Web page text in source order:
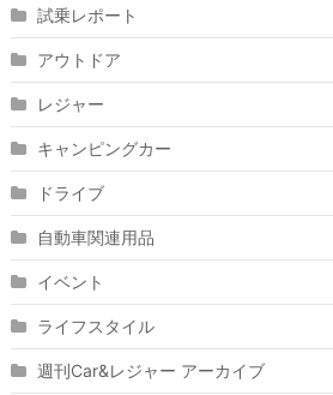
試乗レポート
アウトドア
レジャー
キャンピングカー
ドライブ
自動車関連用品
イベント
ライフスタイル
週刊Car&レジャー アーカイブ